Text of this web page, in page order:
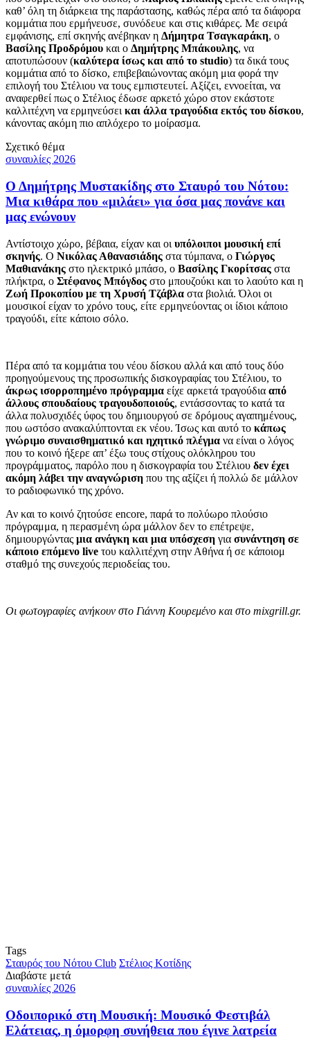
καθ’ όλη τη διάρκεια της παράστασης, καθώς πέρα από τα διάφορα
κομμάτια που ερμήνευσε, συνόδευε και στις κιθάρες. Με σειρά
εμφάνισης, επί σκηνής ανέβηκαν η Δήμητρα Τσαγκαράκη, ο
Βασίλης Προδρόμου και ο Δημήτρης Μπάκουλης, να
αποτυπώσουν (καλύτερα ίσως και από το studio) τα δικά τους
κομμάτια από το δίσκο, επιβεβαιώνοντας ακόμη μια φορά την
επιλογή του Στέλιου να τους εμπιστευτεί. Αξίζει, εννοείται, να
αναφερθεί πως ο Στέλιος έδωσε αρκετό χώρο στον εκάστοτε
καλλιτέχνη να ερμηνεύσει και άλλα τραγούδια εκτός του δίσκου,
κάνοντας ακόμη πιο απλόχερο το μοίρασμα.
Σχετικό θέμα
συναυλίες 2026
Ο Δημήτρης Μυστακίδης στο Σταυρό του Νότου:
Μια κιθάρα που «μιλάει» για όσα μας πονάνε και
μας ενώνουν
Αντίστοιχο χώρο, βέβαια, είχαν και οι υπόλοιποι μουσική επί
σκηνής. Ο Νικόλας Αθανασιάδης στα τύμπανα, ο Γιώργος
Μαθιανάκης στο ηλεκτρικό μπάσο, ο Βασίλης Γκορίτσας στα
πλήκτρα, ο Στέφανος Μπόγδος στο μπουζούκι και το λαούτο και η
Ζωή Προκοπίου με τη Χρυσή Τζάβλα στα βιολιά. Όλοι οι
μουσικοί είχαν το χρόνο τους, είτε ερμηνεύοντας οι ίδιοι κάποιο
τραγούδι, είτε κάποιο σόλο.
Πέρα από τα κομμάτια του νέου δίσκου αλλά και από τους δύο
προηγούμενους της προσωπικής δισκογραφίας του Στέλιου, το
άκρως ισορροπημένο πρόγραμμα είχε αρκετά τραγούδια από
άλλους σπουδαίους τραγουδοποιούς, εντάσσοντας το κατά τα
άλλα πολυσχιδές ύφος του δημιουργού σε δρόμους αγαπημένους,
που ωστόσο ανακαλύπτονται εκ νέου. Ίσως και αυτό το κάπως
γνώριμο συναισθηματικό και ηχητικό πλέγμα να είναι ο λόγος
που το κοινό ήξερε απ’ έξω τους στίχους ολόκληρου του
προγράμματος, παρόλο που η δισκογραφία του Στέλιου δεν έχει
ακόμη λάβει την αναγνώριση που της αξίζει ή πολλώ δε μάλλον
το ραδιοφωνικό της χρόνο.
Αν και το κοινό ζητούσε encore, παρά το πολύωρο πλούσιο
πρόγραμμα, η περασμένη ώρα μάλλον δεν το επέτρεψε,
δημιουργώντας μια ανάγκη και μια υπόσχεση για συνάντηση σε
κάποιο επόμενο live του καλλιτέχνη στην Αθήνα ή σε κάποιομ
σταθμό της συνεχούς περιοδείας του.
Οι φωτογραφίες ανήκουν στο Γιάννη Κουρεμένο και στο mixgrill.gr.
Tags
Σταυρός του Νότου Club Στέλιος Κοτίδης
Διαβάστε μετά
συναυλίες 2026
Οδοιπορικό στη Μουσική: Μουσικό Φεστιβάλ
Ελάτειας, η όμορφη συνήθεια που έγινε λατρεία